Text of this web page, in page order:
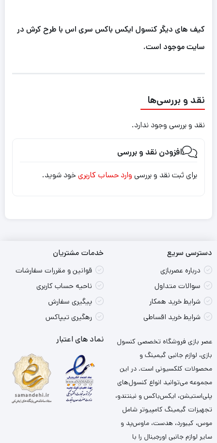
کیف های دیگر کنسول ایکس باکس سری اس با طرح کرش در
سایت موجود است.
نقد و بررسی‌ها
نقد و بررسی وجود ندارد.
افزودن نقد و بررسی
برای ثبت نقد و بررسی وارد حساب کاربری خود شوید.
دسترسی سریع
درباره عصربازی
سوالات متداول
شرایط خرید همکار
شرایط خرید اقساطی
خدمات مشتریان
قوانین و مقررات سفارشات
ناحیه حساب کاربری
پیگیری سفارش
رهگیری تیپاکس
عصر بازی فروشگاه تخصصی کنسول
بازی، لوازم جانبی گیمینگ و
محصولات کلکسیونی است. در این
مجموعه می‌توانید انواع کنسول‌های
پلی‌استیشن، ایکس‌باکس و نینتندو،
تجهیزات گیمینگ کامپیوتر شامل
موس، کیبورد، هدست، ماوس‌پد و
سایر لوازم جانبی اورجینال را با
نماد های اعتبار